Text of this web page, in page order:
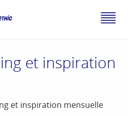
et inspiration
et inspiration mensuelle